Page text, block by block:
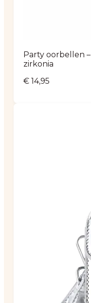
Party oorbellen –
zirkonia
€ 14,95